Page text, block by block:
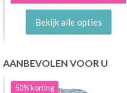
Bekijk alle opties
AANBEVOLEN VOOR U
50%korting